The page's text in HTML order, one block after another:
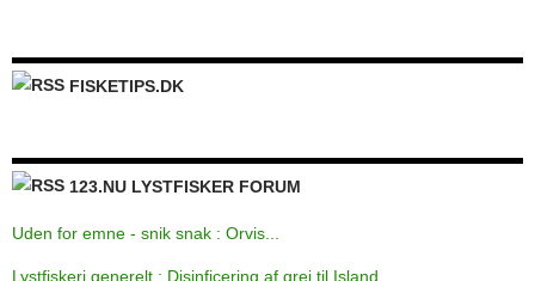
FISKETIPS.DK
123.NU LYSTFISKER FORUM
Uden for emne - snik snak : Orvis...
Lystfiskeri generelt : Disinficering af grej til Island